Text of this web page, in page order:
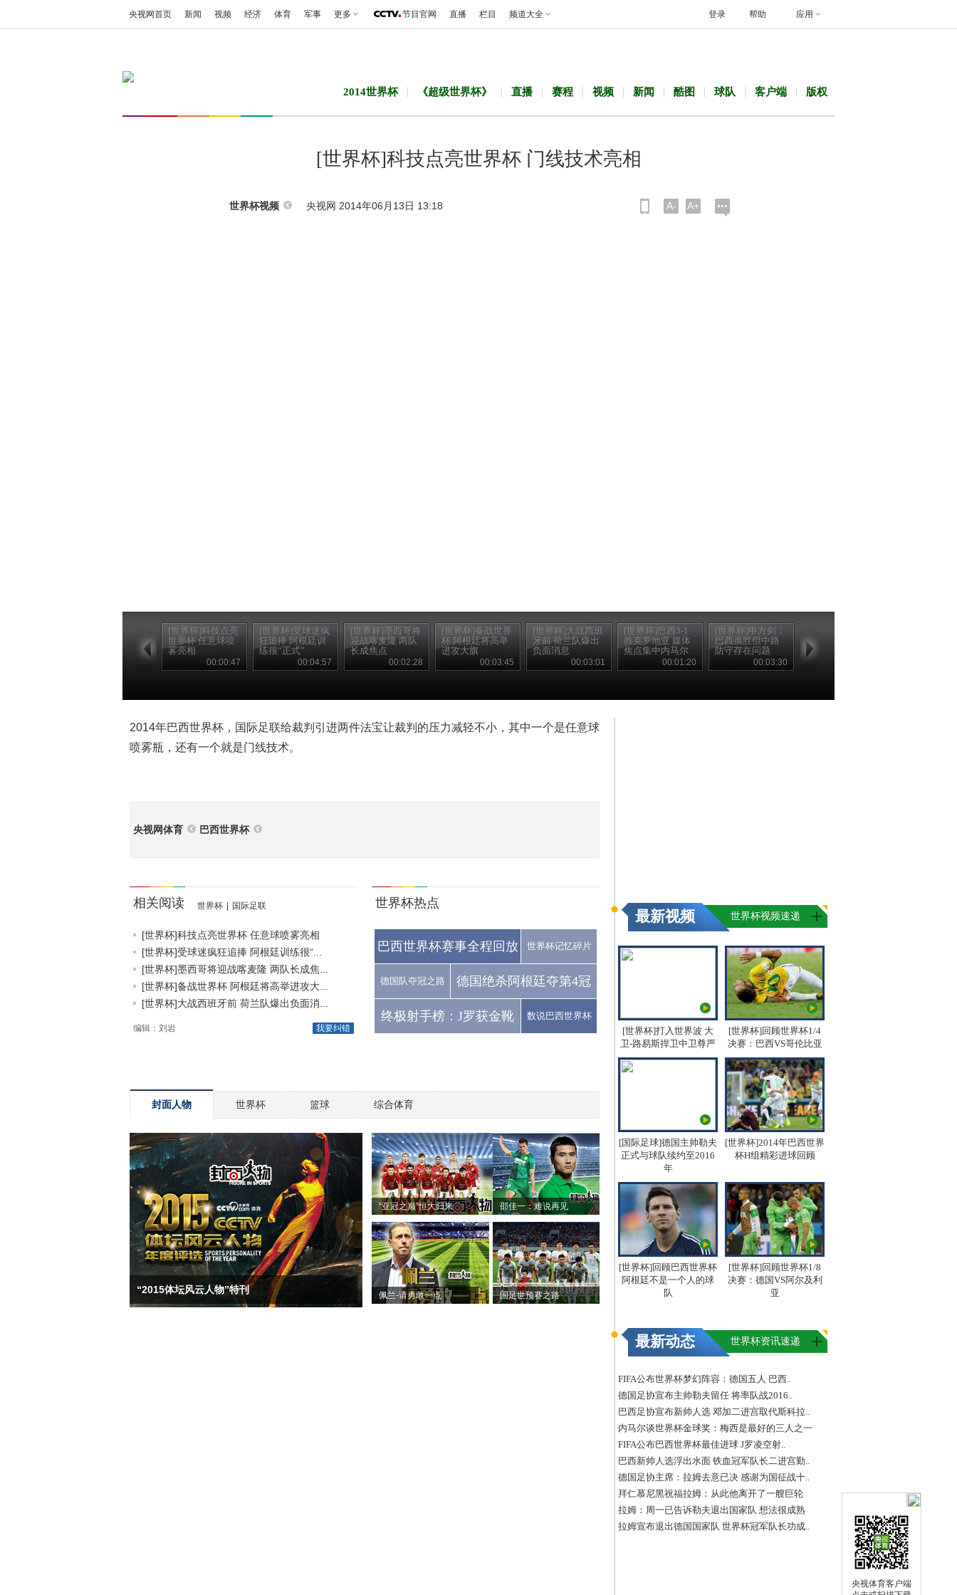
央视体育客户端
央视网首页 新闻 视频 经济 体育 军事 更多 节目官网 直播 栏目 频道大全 帮助 应用
登录
2014世界杯 《超级世界杯》 直播 赛程 视频 新闻 酷图 球队 客户端 版权
[世界杯]科技点亮世界杯 门线技术亮相
世界杯视频 央视网 2014年06月13日 13:18 A- A+
[世界杯]科技点亮
世界杯 任意球喷
雾亮相
00:00:47
[世界杯]受球迷疯
狂追捧 阿根廷训
练很“正式”
00:04:57
[世界杯]墨西哥将
迎战喀麦隆 两队
长成焦点
00:02:28
[世界杯]备战世界
杯 阿根廷将高举
进攻大旗
00:03:45
[世界杯]大战西班
牙前 荷兰队爆出
负面消息
00:03:01
[世界杯]巴西3-1
胜克罗地亚 媒体
焦点集中内马尔
00:01:20
[世界杯]申方剑：
巴西虽胜但中路
防守存在问题
00:03:30
2014年巴西世界杯，国际足联给裁判引进两件法宝让裁判的压力减轻不小，其中一个是任意球
喷雾瓶，还有一个就是门线技术。
央视网体育 巴西世界杯
相关阅读 世界杯 国际足联
[世界杯]科技点亮世界杯 任意球喷雾亮相
[世界杯]受球迷疯狂追捧 阿根廷训练很“...
[世界杯]墨西哥将迎战喀麦隆 两队长成焦...
[世界杯]备战世界杯 阿根廷将高举进攻大...
[世界杯]大战西班牙前 荷兰队爆出负面消...
我要纠错
编辑：刘岩
世界杯热点
巴西世界杯赛事全程回放 世界杯记忆碎片
德国队夺冠之路 德国绝杀阿根廷夺第4冠
终极射手榜：J罗获金靴 数说巴西世界杯
封面人物 世界杯 篮球 综合体育
“2015体坛风云人物”特刊
“亚冠之巅”恒大归来 邵佳一：难说再见
佩兰-请勇敢一点 国足世预赛之路
最新视频 世界杯视频速递
[世界杯]打入世界波 大
卫-路易斯捍卫中卫尊严
[世界杯]回顾世界杯1/4
决赛：巴西VS哥伦比亚
[国际足球]德国主帅勒夫
正式与球队续约至2016
年
[世界杯]2014年巴西世界
杯H组精彩进球回顾
[世界杯]回顾巴西世界杯
阿根廷不是一个人的球
队
[世界杯]回顾世界杯1/8
决赛：德国VS阿尔及利
亚
最新动态 世界杯资讯速递
FIFA公布世界杯梦幻阵容：德国五人 巴西..
德国足协宣布主帅勒夫留任 将率队战2016..
巴西足协宣布新帅人选 邓加二进宫取代斯科拉..
内马尔谈世界杯金球奖：梅西是最好的三人之一
FIFA公布巴西世界杯最佳进球 J罗凌空射..
巴西新帅人选浮出水面 铁血冠军队长二进宫勤..
德国足协主席：拉姆去意已决 感谢为国征战十..
拜仁慕尼黑祝福拉姆：从此他离开了一艘巨轮
拉姆：周一已告诉勒夫退出国家队 想法很成熟
拉姆宣布退出德国国家队 世界杯冠军队长功成..